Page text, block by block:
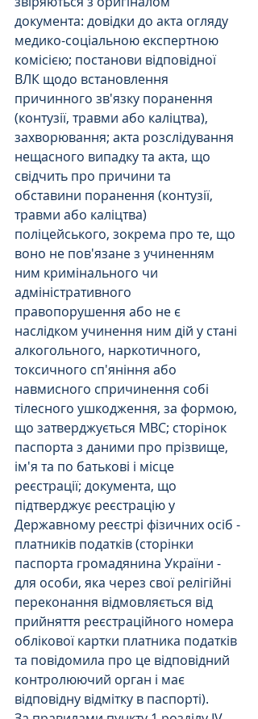
документа: довідки до акта огляду
медико-соціальною експертною
комісією; постанови відповідної
ВЛК щодо встановлення
причинного зв'язку поранення
(контузії, травми або каліцтва),
захворювання; акта розслідування
нещасного випадку та акта, що
свідчить про причини та
обставини поранення (контузії,
травми або каліцтва)
поліцейського, зокрема про те, що
воно не пов'язане з учиненням
ним кримінального чи
адміністративного
правопорушення або не є
наслідком учинення ним дій у стані
алкогольного, наркотичного,
токсичного сп'яніння або
навмисного спричинення собі
тілесного ушкодження, за формою,
що затверджується МВС; сторінок
паспорта з даними про прізвище,
ім'я та по батькові і місце
реєстрації; документа, що
підтверджує реєстрацію у
Державному реєстрі фізичних осіб -
платників податків (сторінки
паспорта громадянина України -
для особи, яка через свої релігійні
переконання відмовляється від
прийняття реєстраційного номера
облікової картки платника податків
та повідомила про це відповідний
контролюючий орган і має
відповідну відмітку в паспорті).